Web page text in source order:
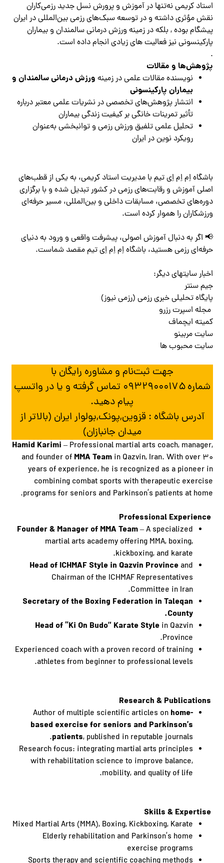
استاد کریمی نه‌تنها در آموزش و پرورش نسل جدید رزمی‌کاران
نقش مؤثری داشته و در توسعه سبک‌های رزمی بین‌المللی در ایران
پیشگام بوده , بلکه در زمینه ورزش درمانی سالمندان و بیماران
پارکینسونی نیز فعالیت های زیادی انجام داده است.
.
پژوهش‌ها و مقالات
نویسنده مقالات علمی در زمینه ورزش درمانی سالمندان و
بیماران پارکینسونی
انتشار پژوهش‌های تخصصی در نشریات علمی معتبر درباره
تأثیر تمرینات خانگی بر کیفیت زندگی بیماران
تحلیل علمی تلفیق ورزش رزمی و توانبخشی به‌عنوان
رویکرد نوین در ایران
باشگاه اِم اِم اِی تیم با مدیریت استاد کریمی، به یکی از قطب‌های
اصلی آموزش و رقابت‌های رزمی در کشور تبدیل شده و با برگزاری
دوره‌های تخصصی، مسابقات داخلی و بین‌المللی، مسیر حرفه‌ای
ورزشکاران را هموار کرده است.
📢 اگر به دنبال آموزش اصولی، پیشرفت واقعی و ورود به دنیای
حرفه‌ای رزمی هستید، باشگاه اِم اِم اِی تیم مقصد شماست.
اخبار سایتهای دیگر:
جیم سنتر
پایگاه تحلیلی خبری رزمی (رزمی نیوز)
مجله اسپرت رزرو
کمیته ایچماف
سایت مربینو
سایت محبوب ها
جهت ثبت‌نام و مشاوره رایگان با
شماره۰۹۳۲۹۰۰۰۱۷۵ تماس گرفته و یا در واتسپ
پیام دهید.
آدرس باشگاه : قزوین,پونک,بولوار ایران (بالاتر از
میدان جانبازان)
Hamid Karimi – Professional martial arts coach, manager,
and founder of MMA Teamin Qazvin, Iran. With over ۳۰
years of experience, he is recognized as a pioneer in
combining combat sports with therapeutic exercise
programs for seniors and Parkinson’s patients at home.
Professional Experience
Founder & Manager of MMA Team– A specialized
martial arts academy offering MMA, boxing,
kickboxing, and karate.
Head of ICHMAF Style in Qazvin Provinceand
Chairman of the ICHMAF Representatives
Committee in Iran.
Secretary of the Boxing Federation in Taleqan
County.
Head of “Ki On Budo” Karate Stylein Qazvin
Province.
Experienced coach with a proven record of training
athletes from beginner to professional levels.
Author of multiple scientific articles on home-
based exercise for seniors and Parkinson’s
patients, published in reputable journals.
Research focus: integrating martial arts principles
with rehabilitation science to improve balance,
mobility, and quality of life.
Skills & Expertise
Mixed Martial Arts (MMA), Boxing, Kickboxing, Karate
Elderly rehabilitation and Parkinson’s home
exercise programs